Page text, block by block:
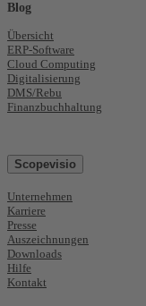
Blog
Übersicht
ERP-Software
Cloud Computing
Digitalisierung
DMS/Rebu
Finanzbuchhaltung
Scopevisio
Unternehmen
Karriere
Presse
Auszeichnungen
Downloads
Hilfe
Kontakt